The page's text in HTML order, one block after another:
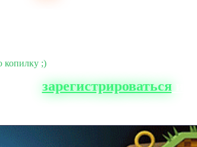
копилку ;)
зарегистрироватьсяили